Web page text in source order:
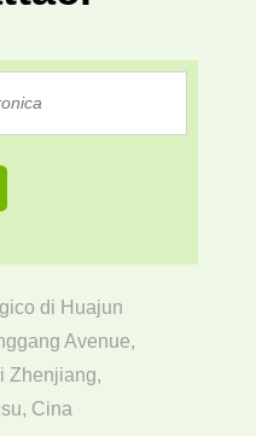
di Huajun
Avenue,
Zhenjiang,
Cina